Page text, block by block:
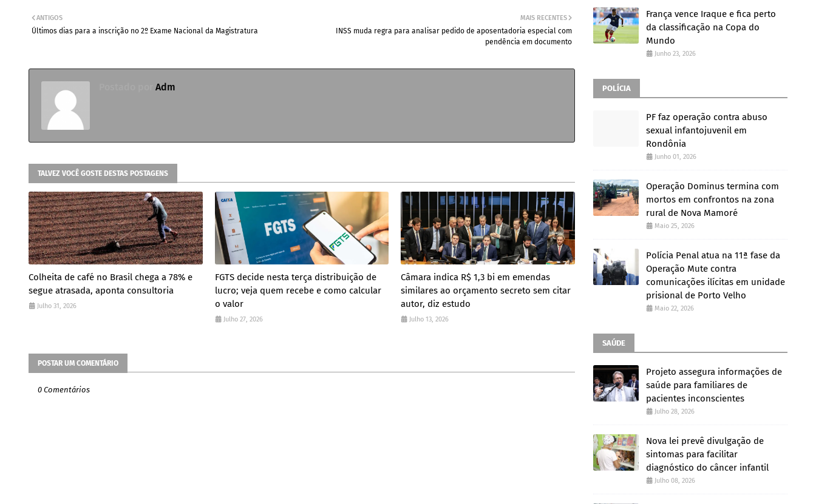
MAIS RECENTES
INSS muda regra para analisar pedido de aposentadoria especial com
pendência em documento
ANTIGOS
Últimos dias para a inscrição no 2º Exame Nacional da Magistratura
Adm
TALVEZ VOCÊ GOSTE DESTAS POSTAGENS
Colheita de café no Brasil chega a 78% e
segue atrasada, aponta consultoria
Julho 31, 2026
FGTS decide nesta terça distribuição de
lucro; veja quem recebe e como calcular
o valor
Julho 27, 2026
Câmara indica R$ 1,3 bi em emendas
similares ao orçamento secreto sem citar
autor, diz estudo
Julho 13, 2026
POSTAR UM COMENTÁRIO
0 Comentários
França vence Iraque e fica perto
da classificação na Copa do
Mundo
Junho 23, 2026
POLÍCIA
PF faz operação contra abuso
sexual infantojuvenil em
Rondônia
Junho 01, 2026
Operação Dominus termina com
mortos em confrontos na zona
rural de Nova Mamoré
Maio 25, 2026
Polícia Penal atua na 11ª fase da
Operação Mute contra
comunicações ilícitas em unidade
prisional de Porto Velho
Maio 22, 2026
SAÚDE
Projeto assegura informações de
saúde para familiares de
pacientes inconscientes
Julho 28, 2026
Nova lei prevê divulgação de
sintomas para facilitar
diagnóstico do câncer infantil
Julho 08, 2026